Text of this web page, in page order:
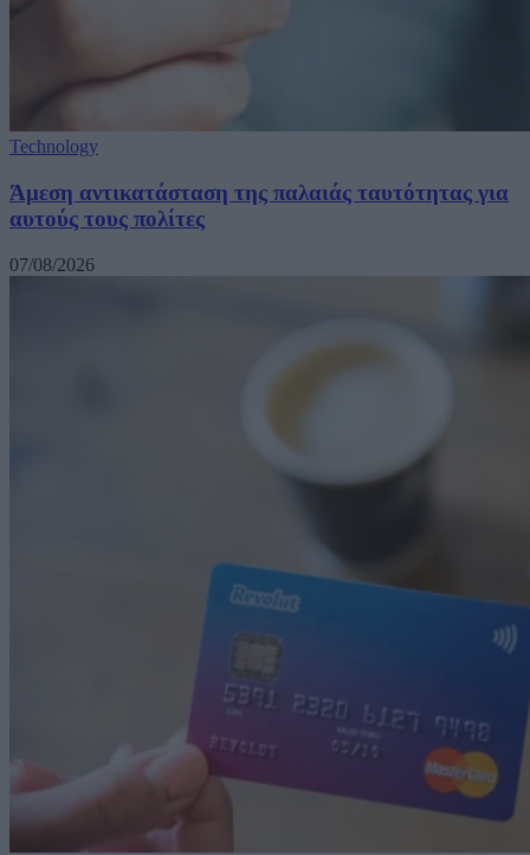
Technology
Άμεση αντικατάσταση της παλαιάς ταυτότητας για
αυτούς τους πολίτες
07/08/2026